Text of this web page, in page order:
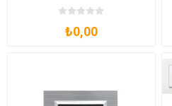
₺0,00